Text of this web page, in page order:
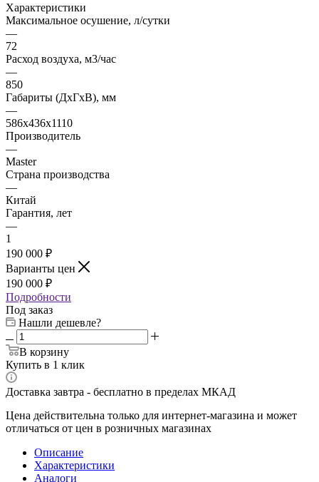
Характеристики
Максимальное осушение, л/сутки
—
72
Расход воздуха, м3/час
—
850
Габариты (ДxГxВ), мм
—
586x436x1110
Производитель
—
Master
Страна производства
—
Китай
Гарантия, лет
—
1
190 000 ₽
Варианты цен
190 000 ₽
Подробности
Под заказ
Нашли дешевле?
В корзину
Купить в 1 клик
Доставка завтра - бесплатно в пределах МКАД
Цена действительна только для интернет-магазина и может
отличаться от цен в розничных магазинах
Описание
Характеристики
Аналоги